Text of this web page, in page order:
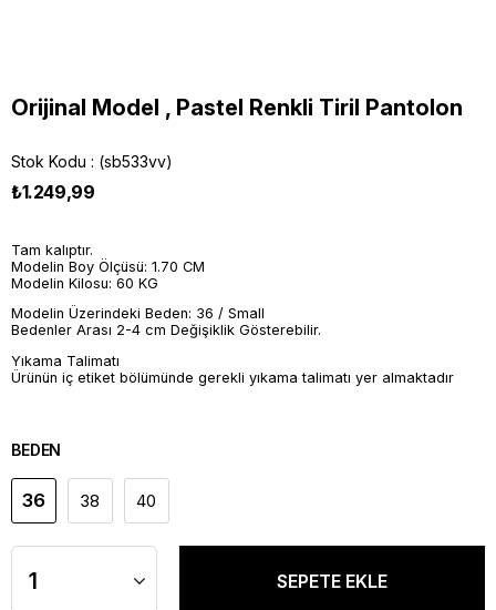
Orijinal Model , Pastel Renkli Tiril Pantolon
Stok Kodu (sb533vv)
₺1.249,99
Tam kalıptır.
Modelin Boy Ölçüsü: 1.70 CM
Modelin Kilosu: 60 KG
Modelin Üzerindeki Beden: 36 / Small
Bedenler Arası 2-4 cm Değişiklik Gösterebilir.
Yıkama Talimatı
Ürünün iç etiket bölümünde gerekli yıkama talimatı yer almaktadır
BEDEN
36 38 40